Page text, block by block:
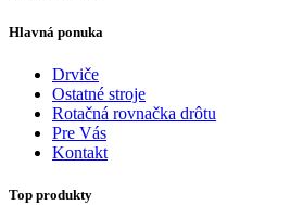
Hlavná ponuka
Drviče
Ostatné stroje
Rotačná rovnačka drôtu
Pre Vás
Kontakt
Top produkty